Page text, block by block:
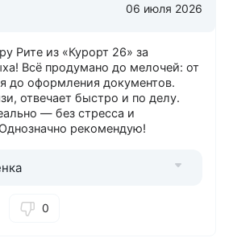
06 июля 2026
Рите из «Курорт 26» за
Всё продумано до мелочей: от
до оформления документов.
отвечает быстро и по делу.
— без стресса и
рекомендую!
0